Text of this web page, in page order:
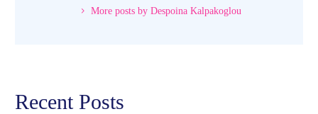
More posts by Despoina Kalpakoglou
Recent Posts